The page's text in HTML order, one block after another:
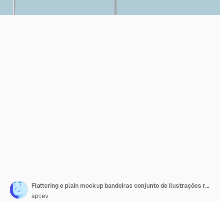
Flattering e plain mockup bandeiras conjunto de ilustrações realistas
apoev